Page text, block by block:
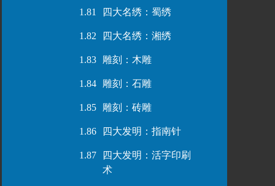
1.81 四大名绣：蜀绣
1.82 四大名绣：湘绣
1.83 雕刻：木雕
1.84 雕刻：石雕
1.85 雕刻：砖雕
1.86 四大发明：指南针
1.87
四大发明：活字印刷
术